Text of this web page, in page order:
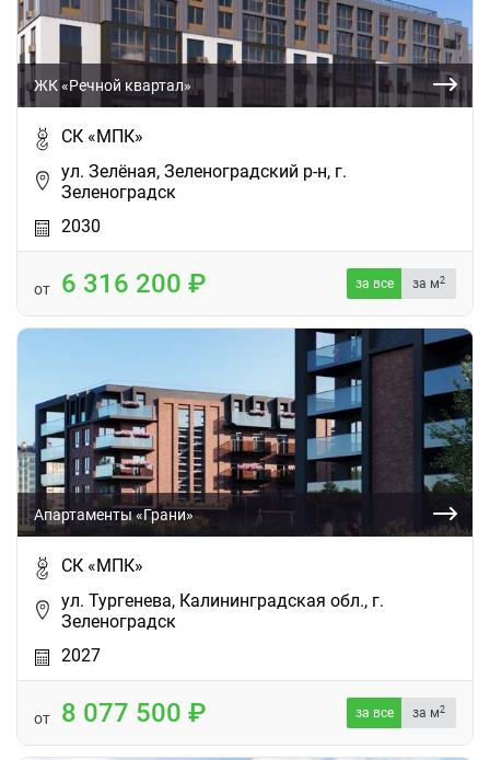
ЖК «Речной квартал»
СК «МПК»
ул. Зелёная, Зеленоградский р-н, г.
Зеленоградск
2030
от 6 316 200 за все за м2
Апартаменты «Грани»
СК «МПК»
ул. Тургенева, Калининградская обл., г.
Зеленоградск
2027
от 8 077 500 за все за м2